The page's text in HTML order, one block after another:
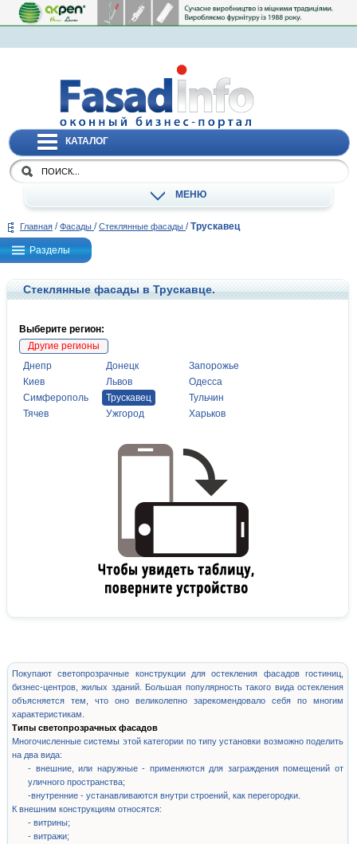
КАТАЛОГ
МЕНЮ
Главная / Фасады / Стеклянные фасады / Трускавец
Разделы
Стеклянные фасады в Трускавце.
Выберите регион:
Другие регионы
Днепр
Донецк
Запорожье
Киев
Львов
Одесса
Симферополь
Трускавец
Тульчин
Тячев
Ужгород Харьков
Покупают светопрозрачные конструкции для остекления фасадов гостиниц,
бизнес-центров, жилых зданий. Большая популярность такого вида остекления
объясняется тем, что оно великолепно зарекомендовало себя по многим
характеристикам.
Типы светопрозрачных фасадов
Многочисленные системы этой категории по типу установки возможно поделить
на два вида:
- внешние, или наружные - применяются для заграждения помещений от
уличного пространства;
-внутренние - устанавливаются внутри строений, как перегородки.
К внешним конструкциям относятся:
- витрины;
- витражи;